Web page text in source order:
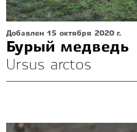
Добавлен 15 октября 2020 г.
Бурый медведь
Ursus arctos